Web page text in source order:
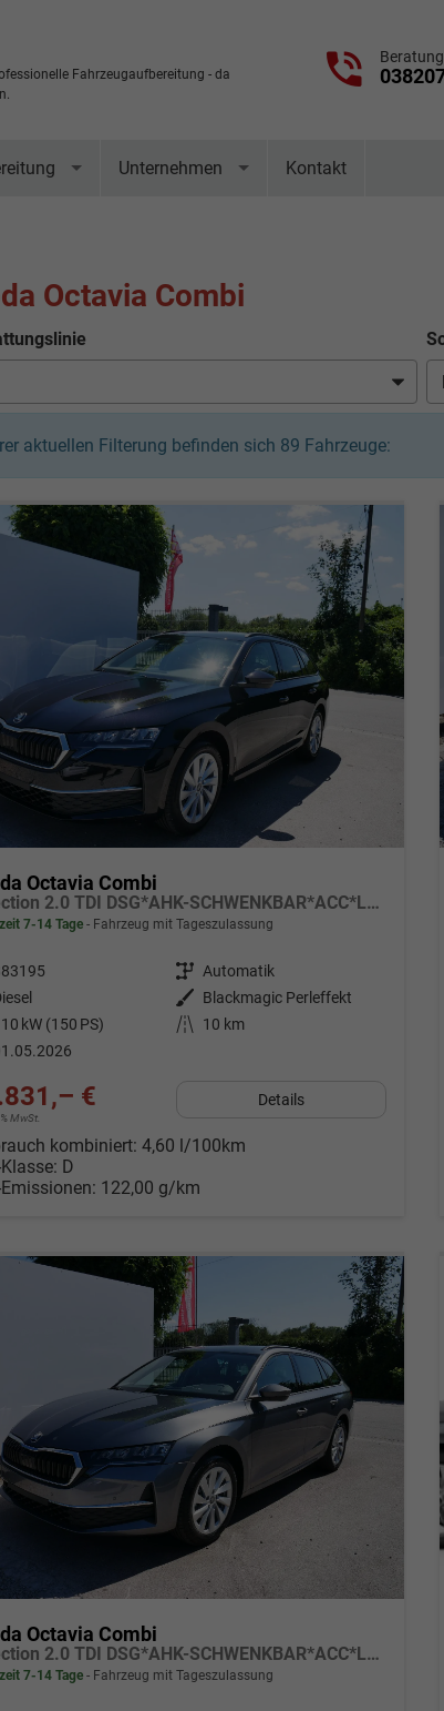
Fahrzeugaufbereitung - da
Beratung
Unternehmen Kontakt
Octavia Combi
aktuellen Filterung befinden sich 89 Fahrzeuge:
Octavia Combi
Selection 2.0 TDI DSG*AHK-SCHWENKBAR*ACC*LED*PDC*SHZ*SMARTLINK
7-14 Tage Fahrzeug mit Tageszulassung
Getriebe Automatik
Außenfarbe
Blackmagic Perleffekt
kW (150 PS) Kilometerstand
10 km
€
MwSt.
Details
kombiniert: 4,60 l/100km
D
122,00 g/km
Octavia Combi
Selection 2.0 TDI DSG*AHK-SCHWENKBAR*ACC*LED*PDC*SHZ*SMARTLINK
7-14 Tage Fahrzeug mit Tageszulassung